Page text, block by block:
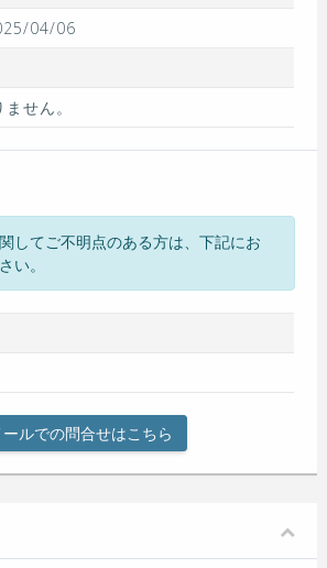
04/06
せん。
してご不明点のある方は、下記にお
い。
ールでの問合せはこちら